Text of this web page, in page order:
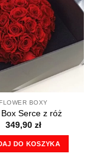
BOXY
Serce z róż
349,90 zł
DO KOSZYKA